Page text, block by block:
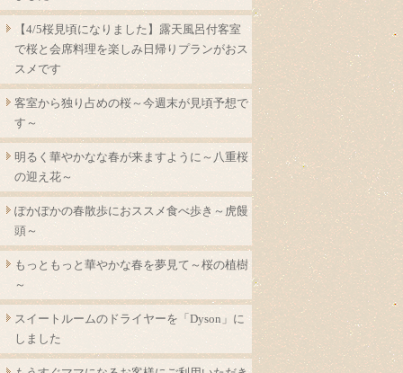
【4/5桜見頃になりました】露天風呂付客室
で桜と会席料理を楽しみ日帰りプランがおス
スメです
客室から独り占めの桜～今週末が見頃予想で
す～
明るく華やかなな春が来ますように～八重桜
の迎え花～
ぽかぽかの春散歩におススメ食べ歩き～虎饅
頭～
もっともっと華やかな春を夢見て～桜の植樹
～
スイートルームのドライヤーを「Dyson」に
しました